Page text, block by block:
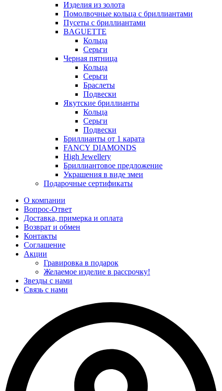
Изделия из золота
Помолвочные кольца с бриллиантами
Пусеты с бриллиантами
BAGUETTE
Кольца
Серьги
Черная пятница
Кольца
Серьги
Браслеты
Подвески
Якутские бриллианты
Кольца
Серьги
Подвески
Бриллианты от 1 карата
FANCY DIAMONDS
High Jewellery
Бриллиантовое предложение
Украшения в виде змеи
Подарочные сертификаты
О компании
Вопрос-Ответ
Доставка, примерка и оплата
Возврат и обмен
Контакты
Соглашение
Акции
Гравировка в подарок
Желаемое изделие в рассрочку!
Звезды с нами
Связь с нами